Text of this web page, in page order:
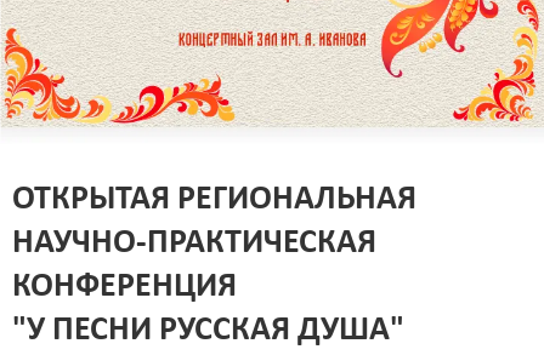
ОТКРЫТАЯ РЕГИОНАЛЬНАЯ
НАУЧНО-ПРАКТИЧЕСКАЯ
КОНФЕРЕНЦИЯ
"У ПЕСНИ РУССКАЯ ДУША"